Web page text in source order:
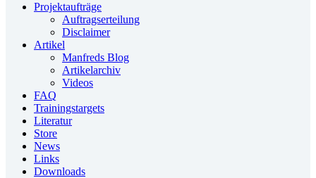
Projektaufträge
Auftragserteilung
Disclaimer
Artikel
Manfreds Blog
Artikelarchiv
Videos
FAQ
Trainingstargets
Literatur
Store
News
Links
Downloads